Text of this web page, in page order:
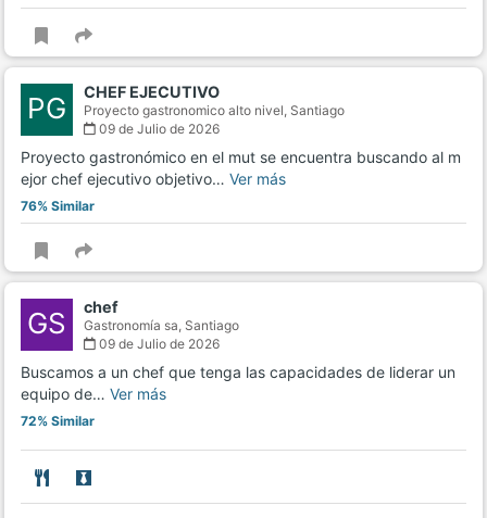
PG CHEF EJECUTIVO
Proyecto gastronomico alto nivel, Santiago
09 de Julio de 2026
Proyecto gastronómico en el mut se encuentra buscando al m
ejor chef ejecutivo objetivo… Ver más
76% Similar
GS chef
Gastronomía sa, Santiago
09 de Julio de 2026
Buscamos a un chef que tenga las capacidades de liderar un
equipo de… Ver más
72% Similar